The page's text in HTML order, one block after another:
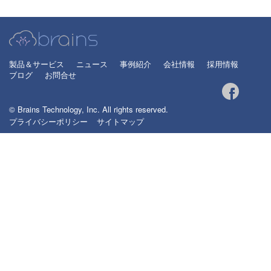
製品＆サービス ニュース 事例紹介 会社情報
採用情報
ブログ
お問合せ
© Brains Technology, Inc. All rights reserved.
プライバシーポリシー
サイトマップ